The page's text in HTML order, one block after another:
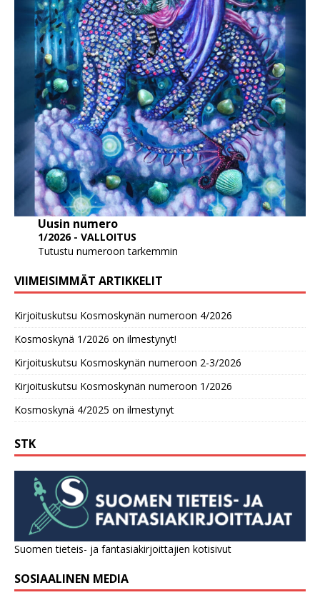
Uusin numero
1/2026 - VALLOITUS
Tutustu numeroon tarkemmin
VIIMEISIMMÄT ARTIKKELIT
Kirjoituskutsu Kosmoskynän numeroon 4/2026
Kosmoskynä 1/2026 on ilmestynyt!
Kirjoituskutsu Kosmoskynän numeroon 2-3/2026
Kirjoituskutsu Kosmoskynän numeroon 1/2026
Kosmoskynä 4/2025 on ilmestynyt
STK
Suomen tieteis- ja fantasiakirjoittajien kotisivut
SOSIAALINEN MEDIA